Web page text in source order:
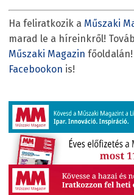
Ha feliratkozik a Műszaki
marad le a híreinkről!
Műszaki Magazin
Facebookon is!